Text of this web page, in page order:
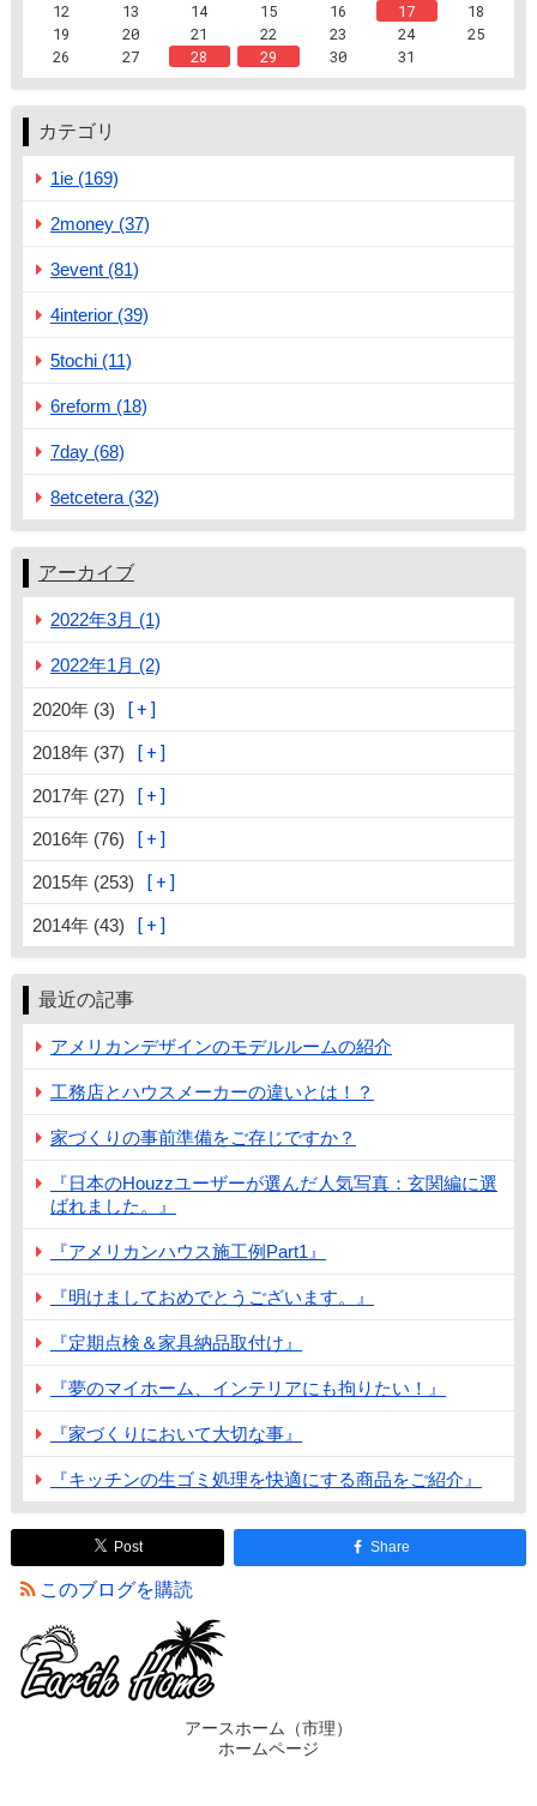
12
13 14 15 16 17
18
19
20 21 22 23 24
25
26
27 28 29 30 31
カテゴリ
1ie (169)
2money (37)
3event (81)
4interior (39)
5tochi (11)
6reform (18)
7day (68)
8etcetera (32)
アーカイブ
2022年3月 (1)
2022年1月 (2)
2020年 (3)
2018年 (37)
2017年 (27)
2016年 (76)
2015年 (253)
2014年 (43)
最近の記事
アメリカンデザインのモデルルームの紹介
工務店とハウスメーカーの違いとは！？
家づくりの事前準備をご存じですか？
『日本のHouzzユーザーが選んだ人気写真：玄関編に選
ばれました。』
『アメリカンハウス施工例Part1』
『明けましておめでとうございます。』
『定期点検＆家具納品取付け』
『夢のマイホーム、インテリアにも拘りたい！』
『家づくりにおいて大切な事』
『キッチンの生ゴミ処理を快適にする商品をご紹介』
Post Share
このブログを購読
アースホーム（市理）
ホームページ